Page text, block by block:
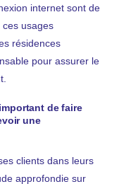
internet sont de
usages
résidences
pour assurer le
de faire
une
clients dans leurs
approfondie sur